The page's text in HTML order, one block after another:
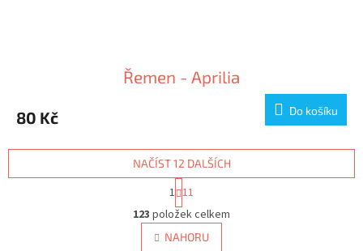
Řemen - Aprilia
80 Kč Do košíku
O
v
l
NAČÍST 12 DALŠÍCH
S
t
r
á
n
1 11
123 položek celkem
NAHORU